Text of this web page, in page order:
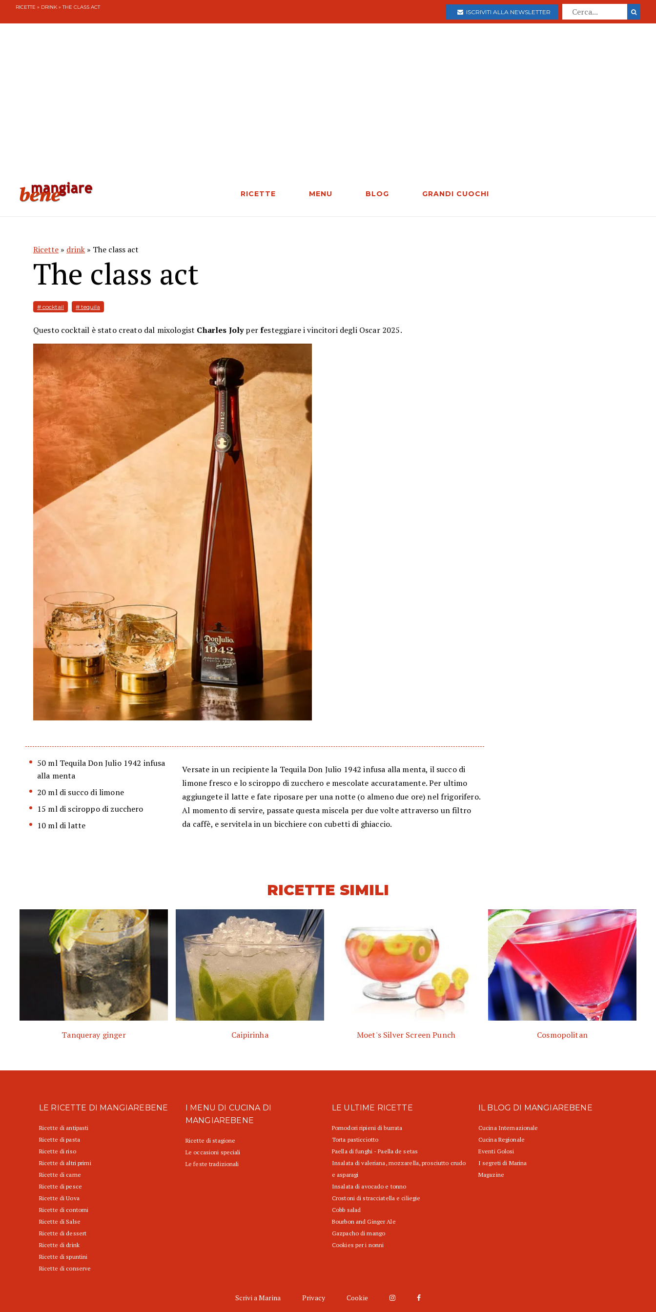
RICETTE » DRINK » THE CLASS ACT
ISCRIVITI ALLA NEWSLETTER
RICETTE MENU BLOG GRANDI CUOCHI
Ricette » drink » The class act
The class act
# cocktail # tequila
Questo cocktail è stato creato dal mixologist Charles Jolyperfesteggiare i vincitori degli Oscar 2025.
50 ml Tequila Don Julio 1942 infusa
alla menta
20 ml di succo di limone
15 ml di sciroppo di zucchero
10 ml di latte
Versate in un recipiente la Tequila Don Julio 1942 infusa alla menta, il succo di
limone fresco e lo sciroppo di zucchero e mescolate accuratamente. Per ultimo
aggiungete il latte e fate riposare per una notte (o almeno due ore) nel frigorifero.
Al momento di servire, passate questa miscela per due volte attraverso un filtro
da caffè, e servitela in un bicchiere con cubetti di ghiaccio.
RICETTE SIMILI
Tanqueray ginger Caipirinha Moet's Silver Screen Punch Cosmopolitan
LE RICETTE DI MANGIAREBENE
Ricette di antipasti
Ricette di pasta
Ricette di riso
Ricette di altri primi
Ricette di carne
Ricette di pesce
Ricette di Uova
Ricette di contorni
Ricette di Salse
Ricette di dessert
Ricette di drink
Ricette di spuntini
Ricette di conserve
I MENU DI CUCINA DI
MANGIAREBENE
Ricette di stagione
Le occasioni speciali
Le feste tradizionali
LE ULTIME RICETTE
Pomodori ripieni di burrata
Torta pasticciotto
Paella di funghi - Paella de setas
Insalata di valeriana, mozzarella, prosciutto crudo
e asparagi
Insalata di avocado e tonno
Crostoni di stracciatella e ciliegie
Cobb salad
Bourbon and Ginger Ale
Gazpacho di mango
Cookies per i nonni
IL BLOG DI MANGIAREBENE
Cucina Internazionale
Cucina Regionale
Eventi Golosi
I segreti di Marina
Magazine
Scrivi a Marina Privacy Cookie